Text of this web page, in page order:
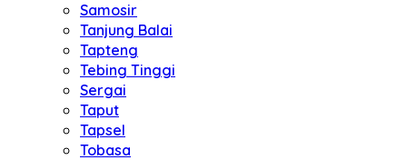
Samosir
Tanjung Balai
Tapteng
Tebing Tinggi
Sergai
Taput
Tapsel
Tobasa